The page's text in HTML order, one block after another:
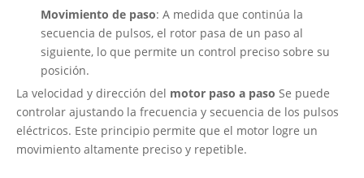
Movimiento de paso: A medida que continúa la
secuencia de pulsos, el rotor pasa de un paso al
siguiente, lo que permite un control preciso sobre su
posición.
La velocidad y dirección del motor paso a paso Se puede
controlar ajustando la frecuencia y secuencia de los pulsos
eléctricos. Este principio permite que el motor logre un
movimiento altamente preciso y repetible.